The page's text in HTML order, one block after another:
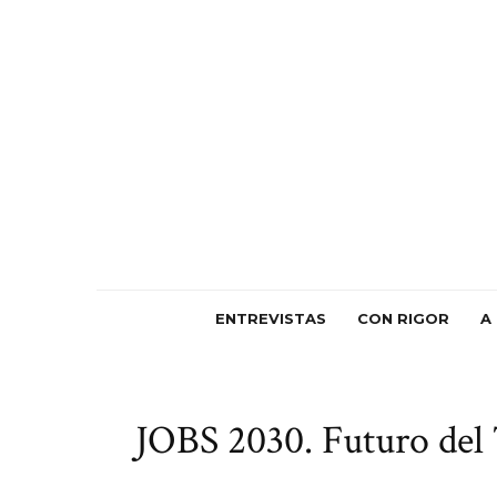
ENTREVISTAS CON RIGOR A
JOBS 2030. Futuro